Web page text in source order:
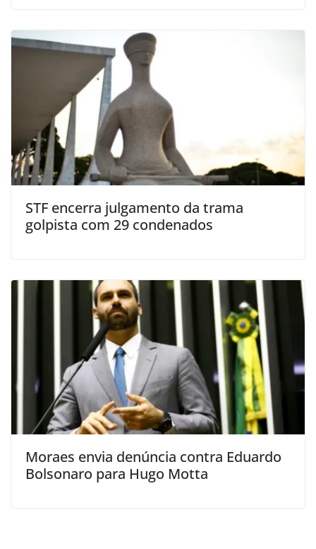
STF encerra julgamento da trama
golpista com 29 condenados
Moraes envia denúncia contra Eduardo
Bolsonaro para Hugo Motta